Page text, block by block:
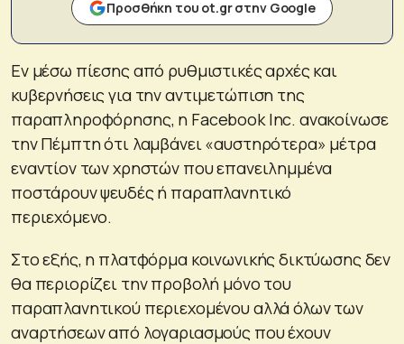
Προσθήκη του ot.gr στην Google
Εν μέσω πίεσης από ρυθμιστικές αρχές και
κυβερνήσεις για την αντιμετώπιση της
παραπληροφόρησης, η Facebook Inc. ανακοίνωσε
την Πέμπτη ότι λαμβάνει «αυστηρότερα» μέτρα
εναντίον των χρηστών που επανειλημμένα
ποστάρουν ψευδές ή παραπλανητικό
περιεχόμενο.
Στο εξής, η πλατφόρμα κοινωνικής δικτύωσης δεν
θα περιορίζει την προβολή μόνο του
παραπλανητικού περιεχομένου αλλά όλων των
αναρτήσεων από λογαριασμούς που έχουν